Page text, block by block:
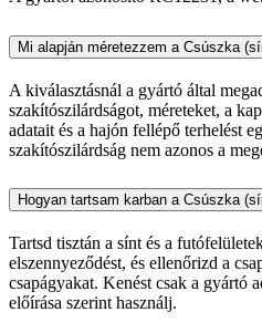
Mi alapján méretezzem a Csúszka
A kiválasztásnál a gyártó által
szakítószilárdságot, méreteket, a
adatait és a hajón fellépő terhelést
szakítószilárdság nem azonos a
Hogyan tartsam karban a Csúszka
Tartsd tisztán a sínt és a
elszennyeződést, és ellenőrizd a
csapágyakat. Kenést csak a gyártó
előírása szerint használj.